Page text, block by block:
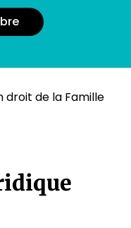
droit de la Famille